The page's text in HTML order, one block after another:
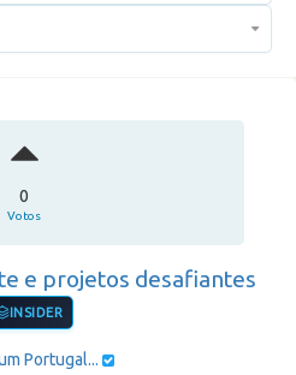
0
Votos
e projetos desafiantes
INSIDER
Portugal...